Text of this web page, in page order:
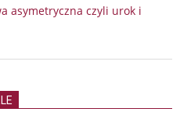
asymetryczna czyli urok i